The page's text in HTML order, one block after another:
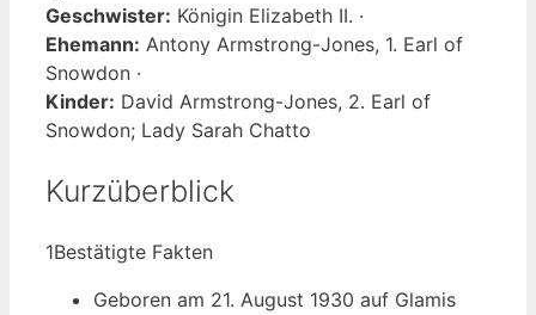
Geschwister: Königin Elizabeth II. ·
Ehemann: Antony Armstrong-Jones, 1. Earl of
Snowdon ·
Kinder: David Armstrong-Jones, 2. Earl of
Snowdon; Lady Sarah Chatto
Kurzüberblick
1Bestätigte Fakten
Geboren am 21. August 1930 auf Glamis